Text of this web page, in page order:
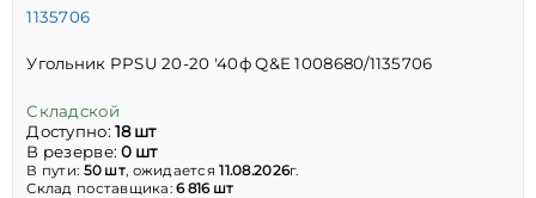
1135706
Угольник PPSU 20-20 '40ф Q&E 1008680/1135706
Складской
Доступно:18 шт
В резерве:0 шт
В пути: 50 шт, ожидается11.08.2026г.
Склад поставщика:6 816 шт